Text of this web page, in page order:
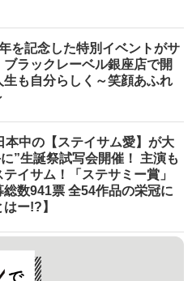
を記念した特別イベントがサ
ブラックレーベル銀座店で開
も自分らしく～笑顔あふれ
本中の【ステイサム愛】が大
”生誕祭試写会開催！ 主演も
イサム！「ステサミー賞」
数941票 全54作品の栄冠に
ー!?】